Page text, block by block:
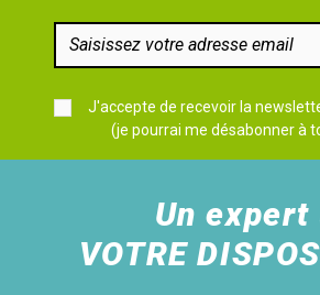
J'accepte de recevoir la
(je pourrai me désabonner à
Un expert
VOTRE